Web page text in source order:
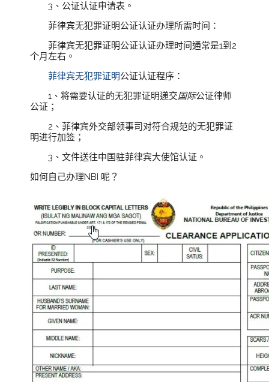
3、公证认证申请表。
菲律宾无犯罪证明公证认证办理所需时间：
菲律宾无犯罪证明公证认证办理时间通常是1到2
个月左右。
菲律宾无犯罪证明公证认证程序：
1、将需要认证的无犯罪证明递交国际公证律师
公证；
2、菲律宾外交部领事司对符合规范的无犯罪证
明进行加签；
3、文件送往中国驻菲律宾大使馆认证。
如何自己办理NBI 呢？